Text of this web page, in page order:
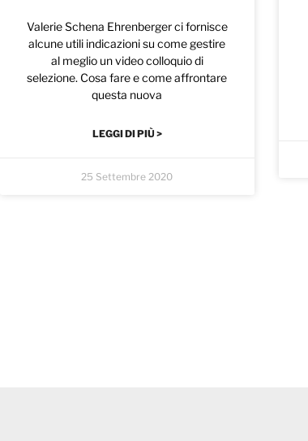
Valerie Schena Ehrenberger ci fornisce
alcune utili indicazioni su come gestire
al meglio un video colloquio di
selezione. Cosa fare e come affrontare
questa nuova
LEGGI DI PIÙ >
25 Settembre 2020